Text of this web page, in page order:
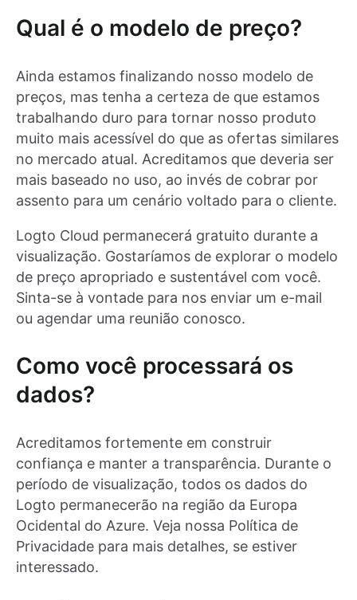
Qual é o modelo de preço?
Ainda estamos finalizando nosso modelo de
preços, mas tenha a certeza de que estamos
trabalhando duro para tornar nosso produto
muito mais acessível do que as ofertas similares
no mercado atual. Acreditamos que deveria ser
mais baseado no uso, ao invés de cobrar por
assento para um cenário voltado para o cliente.
Logto Cloud permanecerá gratuito durante a
visualização. Gostaríamos de explorar o modelo
de preço apropriado e sustentável com você.
Sinta-se à vontade para nos enviar um e-mail
ou agendar uma reunião conosco.
Como você processará os
dados?
Acreditamos fortemente em construir
confiança e manter a transparência. Durante o
período de visualização, todos os dados do
Logto permanecerão na região da Europa
Ocidental do Azure. Veja nossa Política de
Privacidade para mais detalhes, se estiver
interessado.